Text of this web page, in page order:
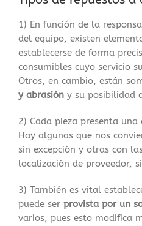
1) En función de la
del equipo, existen
establecerse de forma
consumibles cuyo servicio
Otros, en cambio, están
y abrasión y su posibilidad
2) Cada pieza presenta
Hay algunas que nos
sin excepción y otras con
localización de proveedor,
3) También es vital
puede ser provista por un
varios, pues esto modifica